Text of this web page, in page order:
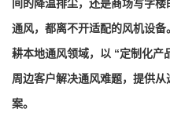
间的降温排尘，还是商场写字
通风，都离不开适配的风机设
耕本地通风领域，以 “定制化产
周边客户解决通风难题，提供
案。